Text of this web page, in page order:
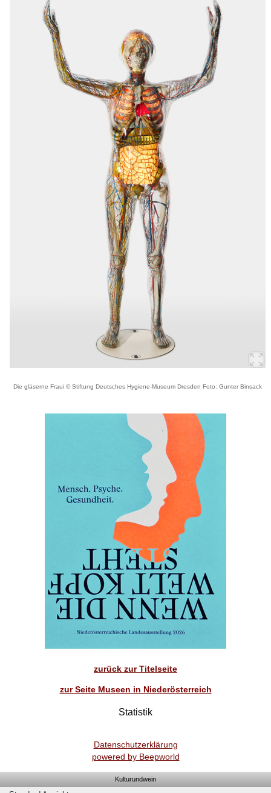
Die gläserne Fraui © Stiftung Deutsches Hygiene-Museum Dresden Foto: Gunter Binsack
zurück zur Titelseite
zur Seite Museen in Niederösterreich
Statistik
Datenschutzerklärung
powered by Beepworld
Kulturundwein